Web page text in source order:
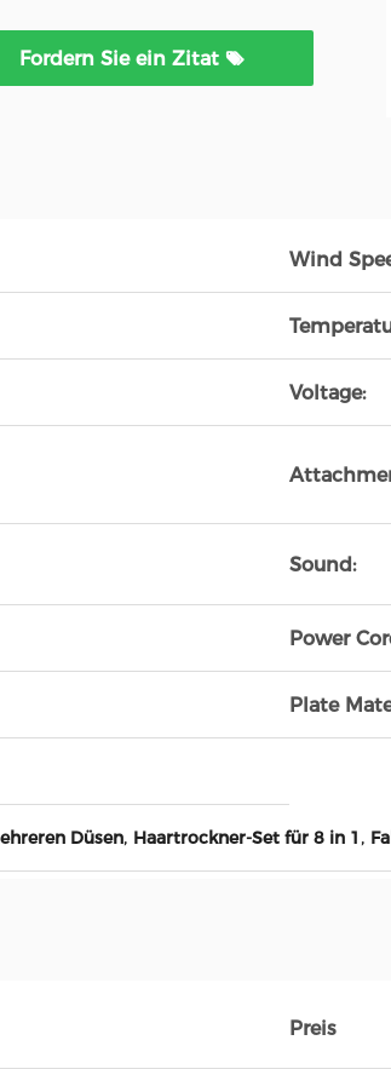
Fordern Sie ein Zitat
Wind
Voltage:
Sound:
Power
Plate
Düsen, Haartrockner-Set für 8 in 1 ,
Preis